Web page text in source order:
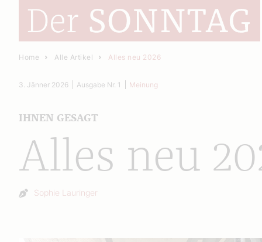
Home Alle Artikel Alles neu 2026
Alles neu
IHNEN GESAGT
3. Jänner 2026 Ausgabe Nr. 1 Meinung
Autor:
Sophie Lauringer